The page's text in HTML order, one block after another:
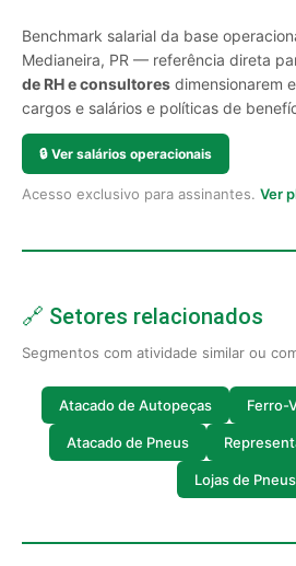
Benchmark salarial da base
Medianeira, PR — referência direta
de RH e consultores dimensionarem
cargos e salários e políticas de
🔒 Ver salários operacionais
Acesso exclusivo para assinantes. Ver
🔗 Setores relacionados
Segmentos com atividade similar ou
Atacado de Autopeças Ferro-
Atacado de Pneus
Lojas de Pneus